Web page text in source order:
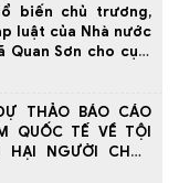
biến chủ trương,
luật của Nhà nước
Sơn cho cụm
năm 2025
THẢO BÁO CÁO
QUỐC TẾ VỀ TỘI
NGƯỜI CHƯA
MÔI TRƯỜNG